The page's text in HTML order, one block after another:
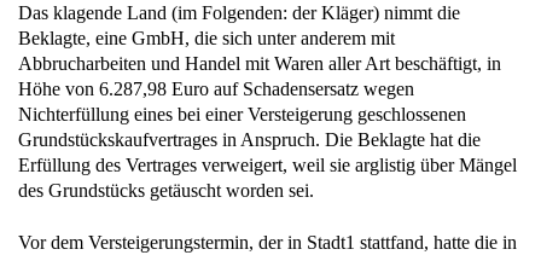
Das klagende Land (im Folgenden: der Kläger) nimmt die
Beklagte, eine GmbH, die sich unter anderem mit
Abbrucharbeiten und Handel mit Waren aller Art beschäftigt, in
Höhe von 6.287,98 Euro auf Schadensersatz wegen
Nichterfüllung eines bei einer Versteigerung geschlossenen
Grundstückskaufvertrages in Anspruch. Die Beklagte hat die
Erfüllung des Vertrages verweigert, weil sie arglistig über Mängel
des Grundstücks getäuscht worden sei.
Vor dem Versteigerungstermin, der in Stadt1 stattfand, hatte die in